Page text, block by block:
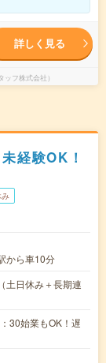
詳しく見る
フ株式会社）
経験OK！
から車10分
土日休み＋長期連
30始業もOK！遅